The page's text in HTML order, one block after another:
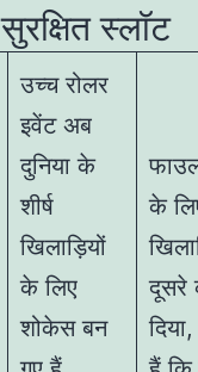
स्लॉट
उच्च रोलर
इवेंट अब
दुनिया के
शीर्ष
खिलाड़ियों
के लिए
शोकेस बन
के
दूसरे